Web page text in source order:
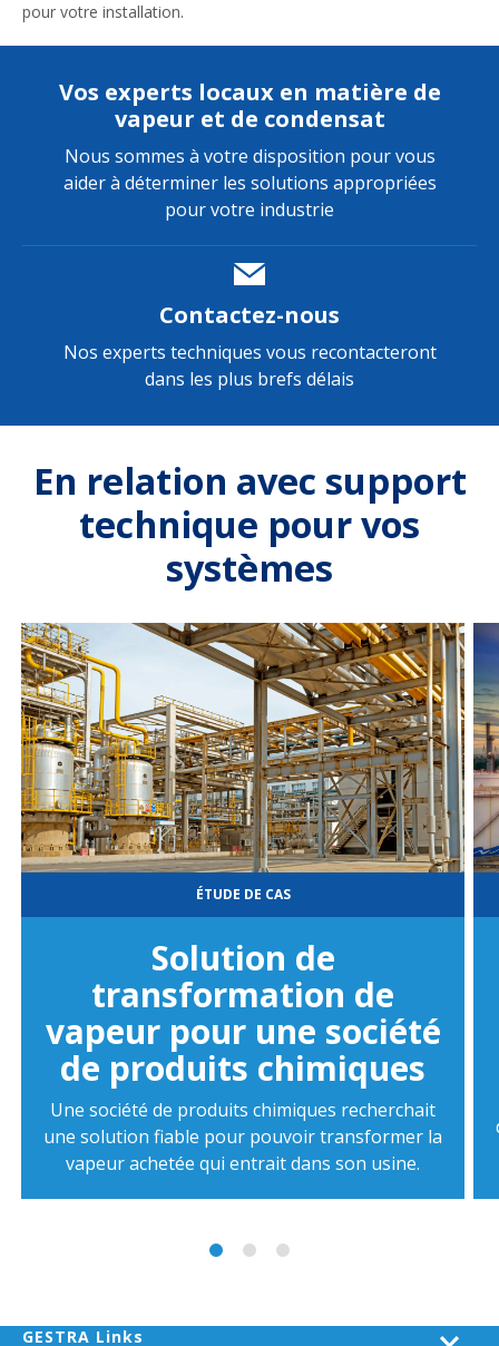
pour votre installation.
Vos experts locaux en matière de
vapeur et de condensat
Nous sommes à votre disposition pour vous
aider à déterminer les solutions appropriées
pour votre industrie
Contactez-nous
Nos experts techniques vous recontacteront
dans les plus brefs délais
En relation avec support
technique pour vos
systèmes
ÉTUDE DE CAS
Solution de
transformation de
vapeur pour une société
de produits chimiques
Une société de produits chimiques recherchait
une solution fiable pour pouvoir transformer la
vapeur achetée qui entrait dans son usine.
GESTRA Links